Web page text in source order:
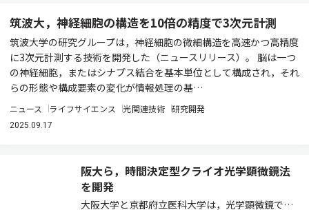
筑波大，神経細胞の構造を10倍の精度で3次元計測
筑波大学の研究グループは，神経細胞の微細構造を高速かつ高精度
に3次元計測する技術を開発した（ニュースリリース）。 脳は一つ
の神経細胞，またはシナプス結合を基本単位として構成され，それ
らの形態や構成要素の変化が情報処理の基…
ニュース ライフサイエンス 光関連技術 研究開発
2025.09.17
阪大ら，時間決定型クライオ光学顕微鏡法
を開発
大阪大学と京都府立医科大学は，光学顕微鏡で観